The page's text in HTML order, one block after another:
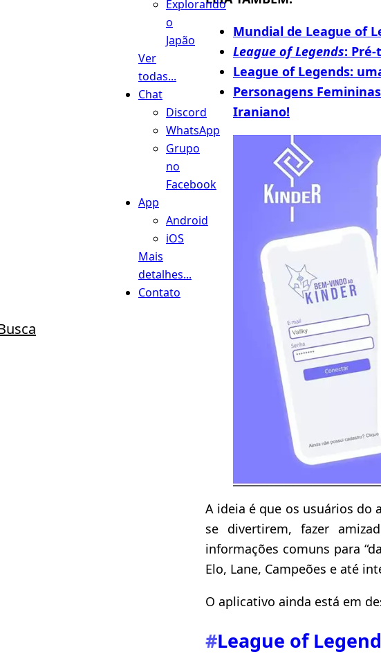
Explorando
o
Japão
Ver
todas...
Chat
Discord
WhatsApp
Grupo
no
Facebook
App
Android
iOS
Mais
detalhes...
Contato
Mundial de League of
League of Legends:
League of Legends:
Personagens
Iraniano!
A ideia é que os usuários do
se divertirem, fazer
informações comuns para
Elo, Lane, Campeões e até
O aplicativo ainda está em
#League of